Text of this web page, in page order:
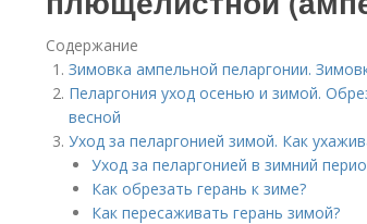
Содержание
Зимовка ампельной пеларгонии.
Пеларгония уход осенью и зимой.
весной
Уход за пеларгонией зимой. Как
Уход за пеларгонией в зимний
Как обрезать герань к зиме?
Как пересаживать герань зимой?